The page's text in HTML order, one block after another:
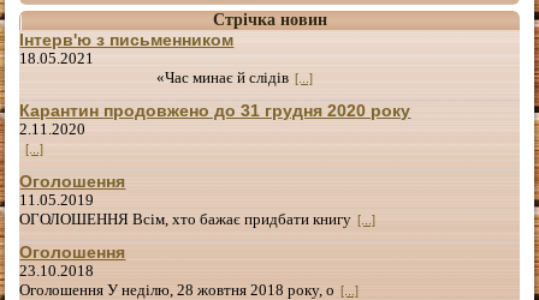
Стрічка новин
Інтерв'ю з письменником
18.05.2021
«Час минає й слідів [...]
Карантин продовжено до 31 грудня 2020 року
2.11.2020
[...]
Оголошення
11.05.2019
ОГОЛОШЕННЯ Всім, хто бажає придбати книгу [...]
Оголошення
23.10.2018
Оголошення У неділю, 28 жовтня 2018 року, о [...]